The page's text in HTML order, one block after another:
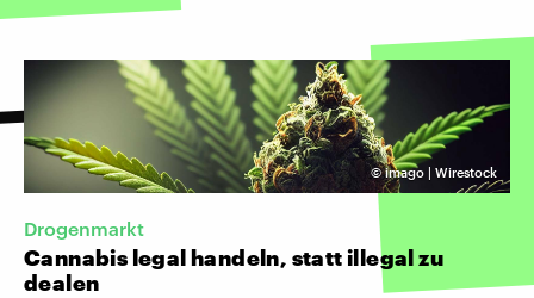
©imago | Wirestock
Drogenmarkt
Cannabis legal handeln, statt illegal zu
dealen